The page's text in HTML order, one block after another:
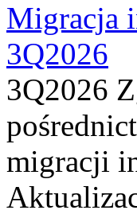
Migracja
3Q2026
3Q2026
migracji